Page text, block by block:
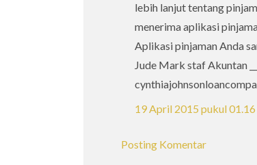
lebih lanjut tentang
menerima aplikasi
Aplikasi pinjaman Anda
Jude Mark staf Akuntan
19 April 2015 pukul 01.16
Posting Komentar